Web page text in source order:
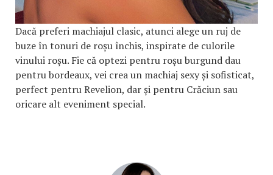
Dacă preferi machiajul clasic, atunci alege un ruj de
buze în tonuri de roșu închis, inspirate de culorile
vinului roșu. Fie că optezi pentru roșu burgund dau
pentru bordeaux, vei crea un machiaj sexy și sofisticat,
perfect pentru Revelion, dar și pentru Crăciun sau
oricare alt eveniment special.